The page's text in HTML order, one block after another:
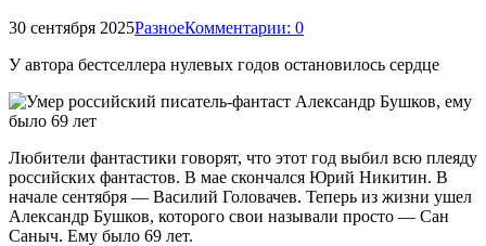
30 сентября 2025РазноеКомментарии: 0
У автора бестселлера нулевых годов остановилось сердце
Любители фантастики говорят, что этот год выбил всю плеяду
российских фантастов. В мае скончался Юрий Никитин. В
начале сентября — Василий Головачев. Теперь из жизни ушел
Александр Бушков, которого свои называли просто — Сан
Саныч. Ему было 69 лет.